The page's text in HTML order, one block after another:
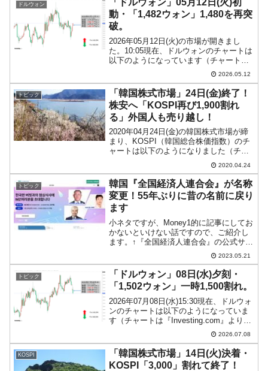
ドルウォン
「ドルウォン」05月12日(火)初
動・「1,482ウォン」1,480を再突
破。
2026年05月12日(火)の市場が開きまし
た。10:05現在、ドルウォンのチャートは
以下のようになっています（チャートは
『Investing.com』より引用）。前日は陽
線で締まり、現在のところ本日も陽線。
「1ドル＝1,482ウォン」近辺...
2026.05.12
トピック
「韓国株式市場」24日(金)終了！
株安へ「KOSPI再び1,900割れ
る」外国人も売り越し！
2020年04月24日(金)の韓国株式市場が締
まり、KOSPI（韓国総合株価指数）のチ
ャートは以下のようになりました（チャ
ートは『Investing.com』より引用）。上
値が重く、再び「1,900台」を割り込んで
しまいました。株安で確定で...
2020.04.24
トピック
韓国『全国経済人連合会』が名称
変更！55年ぶりに昔の名前に戻り
ます
小ネタですが、Money1的に記事にしてお
かないといけない話ですので、ご紹介し
ます。↑『全国経済人連合会』の公式サイ
ト／スクリーンショット。Googleの自動
翻訳なので「全痙攣」になるなど日本語
がヘンなところがありますがご寛恕くだ
さい。これ...
2023.05.21
トピック
「ドルウォン」08日(水)夕刻・
「1,502ウォン」一時1,500割れ。
2026年07月08日(水)15:30現在、ドルウォ
ンのチャートは以下のようになっていま
す（チャートは『Investing.com』より引
用）。陰線が伸びました。一時は「1ドル
＝1,500ウォン」を割っています。現在の
ところ「1ドル＝1,5...
2026.07.08
KOSPI
「韓国株式市場」14日(火)決着・
KOSPI「3,000」割れて終了！